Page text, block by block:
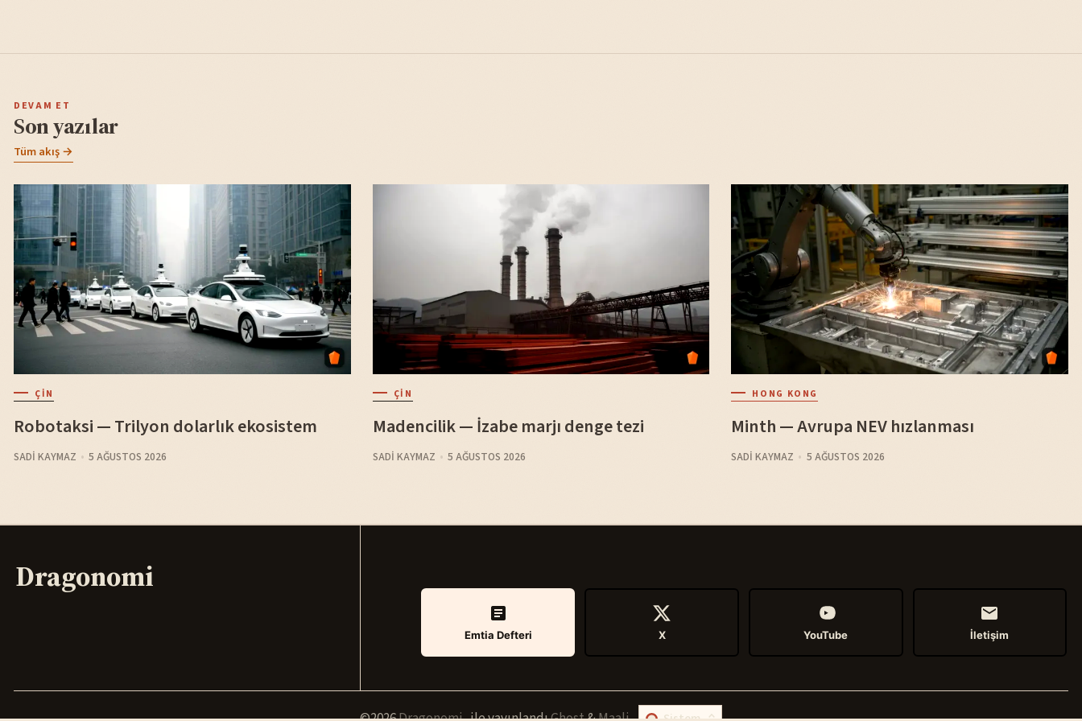
DEVAM ET
Son yazılar
Tüm akış →
ÇIN
Robotaksi — Trilyon dolarlık ekosistem
SADI KAYMAZ 5 AĞUSTOS 2026
ÇIN
Madencilik — İzabe marjı denge tezi
SADI KAYMAZ 5 AĞUSTOS 2026
HONG KONG
Minth — Avrupa NEV hızlanması
SADI KAYMAZ 5 AĞUSTOS 2026
Dragonomi
Emtia Defteri X YouTube İletişim